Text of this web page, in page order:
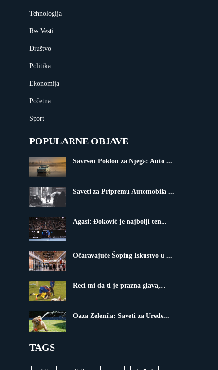
Tehnologija
Rss Vesti
Društvo
Politika
Ekonomija
Početna
Sport
POPULARNE OBJAVE
Savršen Poklon za Njega: Auto ...
Saveti za Pripremu Automobila ...
Agasi: Đoković je najbolji ten...
Očaravajuće Šoping Iskustvo u ...
Reci mi da ti je prazna glava,...
Oaza Zelenila: Saveti za Uređe...
TAGS